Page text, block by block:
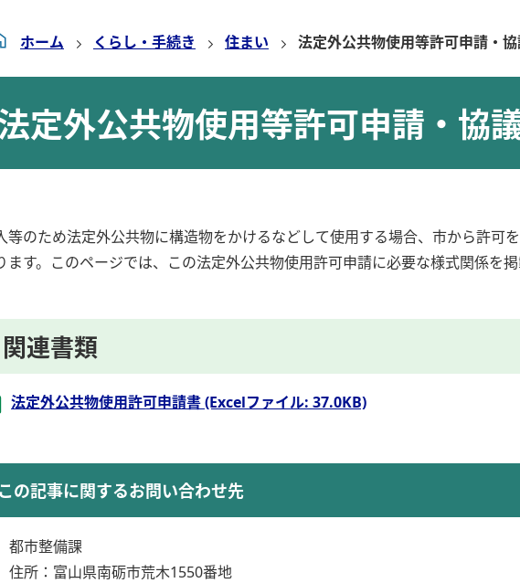
ホーム くらし・手続き 住まい 法定外公共物使用等許可申請・
定外公共物使用等許可申請・協
等のため法定外公共物に構造物をかけるなどして使用する場合、市から許可
ます。このページでは、この法定外公共物使用許可申請に必要な様式関係を掲
関連書類
法定外公共物使用許可申請書 (Excelファイル: 37.0KB)
この記事に関するお問い合わせ先
都市整備課
住所：富山県南砺市荒木1550番地